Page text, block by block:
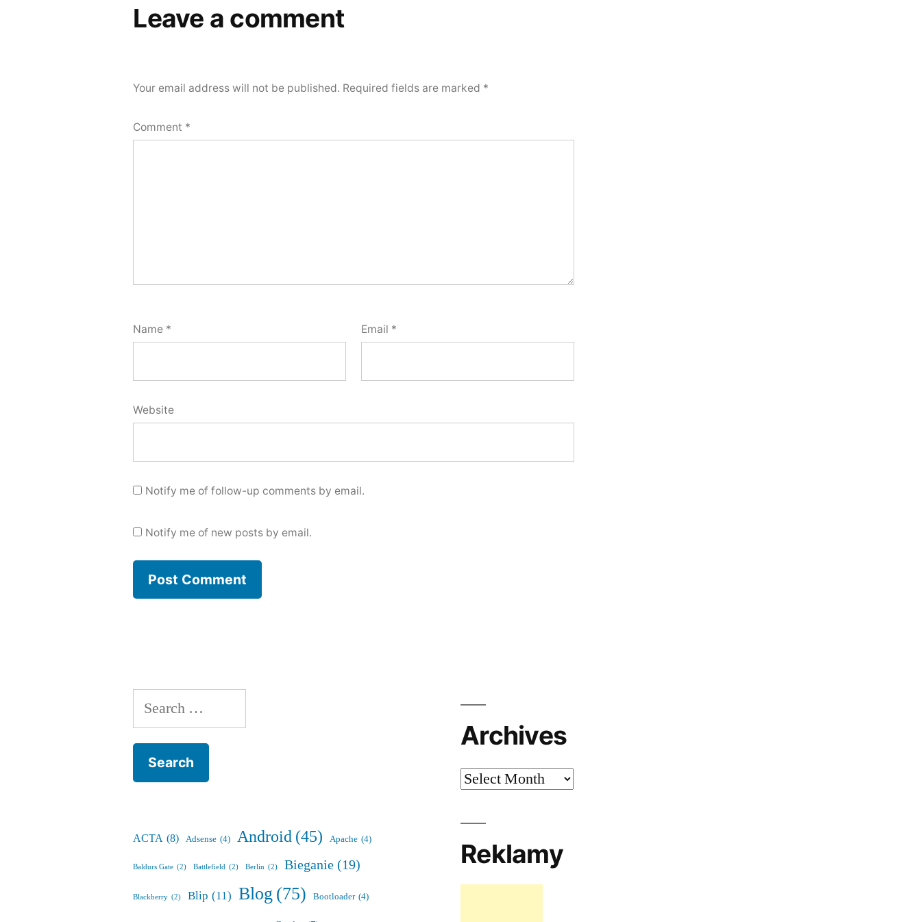
Leave a comment
Your email address will not be published. Required fields are marked *
Comment *
Name * Email *
Website
Notify me of follow-up comments by email.
Notify me of new posts by email.
Search
for:
Archives
Archives
ACTA (8) Adsense (4) Android (45) Apache (4)
Baldurs Gate (2) Battlefield (2) Berlin (2) Bieganie (19)
Blackberry (2) Blip (11) Blog(75) Bootloader (4)
Reklamy